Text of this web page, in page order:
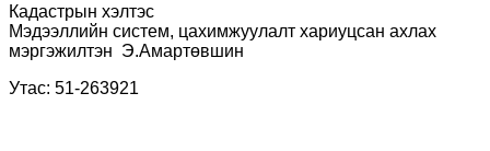
Кадастрын хэлтэс
Мэдээллийн систем, цахимжуулалт хариуцсан ахлах
мэргэжилтэн Э.Амартөвшин
Утас: 51-263921